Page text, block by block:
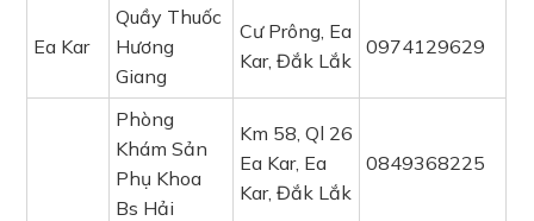
Ea Kar
Quầy Thuốc
Hương
Giang
Cư Prông, Ea
Kar, Đắk Lắk
0974129629
Phòng
Khám Sản
Phụ Khoa
Bs Hải
Km 58, Ql 26
Ea Kar, Ea
Kar, Đắk Lắk
0849368225